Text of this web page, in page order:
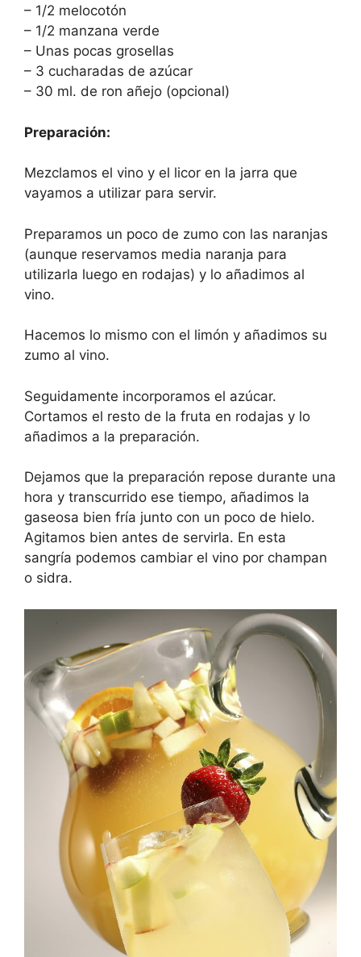
– 1/2 melocotón
– 1/2 manzana verde
– Unas pocas grosellas
– 3 cucharadas de azúcar
– 30 ml. de ron añejo (opcional)
Preparación:
Mezclamos el vino y el licor en la jarra que
vayamos a utilizar para servir.
Preparamos un poco de zumo con las naranjas
(aunque reservamos media naranja para
utilizarla luego en rodajas) y lo añadimos al
vino.
Hacemos lo mismo con el limón y añadimos su
zumo al vino.
Seguidamente incorporamos el azúcar.
Cortamos el resto de la fruta en rodajas y lo
añadimos a la preparación.
Dejamos que la preparación repose durante una
hora y transcurrido ese tiempo, añadimos la
gaseosa bien fría junto con un poco de hielo.
Agitamos bien antes de servirla. En esta
sangría podemos cambiar el vino por champan
o sidra.